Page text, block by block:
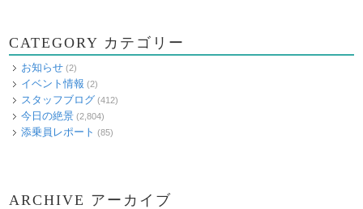
CATEGORY カテゴリー
お知らせ (2)
イベント情報 (2)
スタッフブログ (412)
今日の絶景 (2,804)
添乗員レポート (85)
ARCHIVE アーカイブ